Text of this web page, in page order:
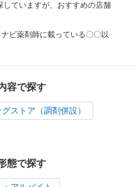
していますが、おすすめの店舗
ビ薬剤師に載っている〇〇以
容で探す
グストア（調剤併設）
態で探す